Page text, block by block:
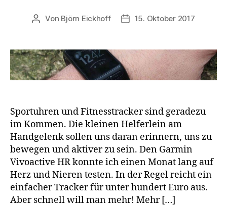
Beitragsautor
Von Björn Eickhoff Veröffentlichungsdatum
15. Oktober 2017
Sportuhren und Fitnesstracker sind geradezu
im Kommen. Die kleinen Helferlein am
Handgelenk sollen uns daran erinnern, uns zu
bewegen und aktiver zu sein. Den Garmin
Vivoactive HR konnte ich einen Monat lang auf
Herz und Nieren testen. In der Regel reicht ein
einfacher Tracker für unter hundert Euro aus.
Aber schnell will man mehr! Mehr […]